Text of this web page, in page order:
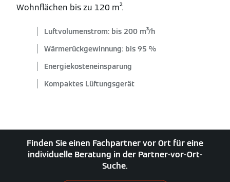
Wohnflächen bis zu 120 m².
Luftvolumenstrom: bis 200 m³/h
Wärmerückgewinnung: bis 95 %
Energiekosteneinsparung
Kompaktes Lüftungsgerät
Finden Sie einen Fachpartner vor Ort für eine
individuelle Beratung in der Partner-vor-Ort-
Suche.